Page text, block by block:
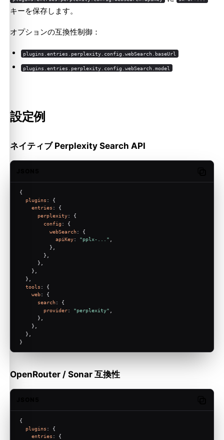
キーを保存します。
オプションの互換性制御：
plugins.entries.perplexity.config.webSearch.baseUrl
plugins.entries.perplexity.config.webSearch.model
設定例
ネイティブ Perplexity Search API
{
plugins : {
entries : {
perplexity: {
config : {
webSearch: {
apiKey: "pplx-..."
          },
        },
      },
    },
  },
tools : {
web: {
search: {
provider: "perplexity"
      },
    },
  },
}
OpenRouter / Sonar 互換性
{
plugins : {
entries : {